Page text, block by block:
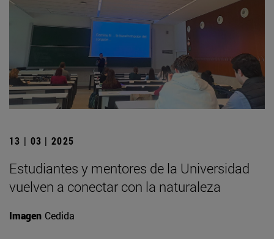
13 | 03 | 2025
Estudiantes y mentores de la Universidad
vuelven a conectar con la naturaleza
Imagen Cedida